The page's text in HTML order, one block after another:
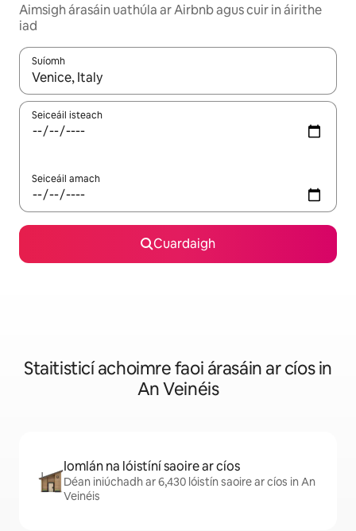
Aimsigh árasáin uathúla ar Airbnb agus cuir in áirithe
iad
Suíomh
Nuair a bheidh torthaí ar fáil, déan nascleanúint le
Seiceáil isteach
Seiceáil amach
Cuardaigh
Staitisticí achoimre faoi árasáin ar cíos in
An Veinéis
Iomlán na lóistíní saoire ar cíos
Déan iniúchadh ar 6,430 lóistín saoire ar cíos in An
Veinéis